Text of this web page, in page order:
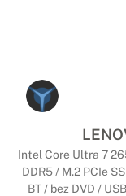
Intel Core Ultra 7
DDR5 / M.2 PCIe
BT / bez DVD /